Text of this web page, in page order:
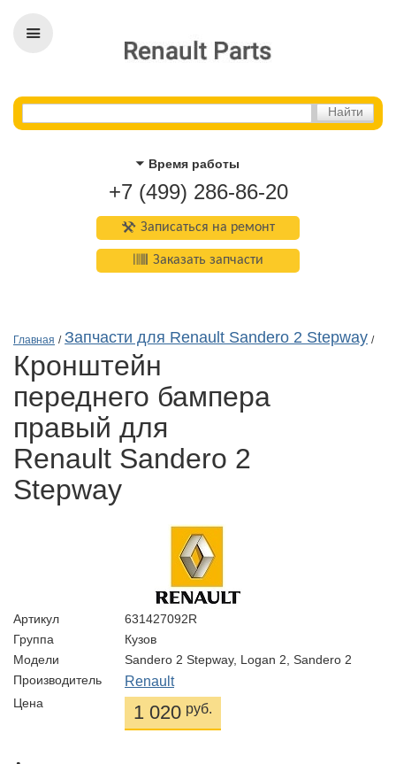
Время работы
+7 (499) 286-86-20
Записаться на ремонт
Заказать запчасти
Главная / Запчасти для Renault Sandero 2 Stepway /
кронштейн
переднего бампера
правый для
Renault Sandero 2
Stepway
Артикул
631427092R
Группа
Кузов
Модели
Sandero 2 Stepway, Logan 2, Sandero 2
Производитель
Renault
Цена 1 020 руб.